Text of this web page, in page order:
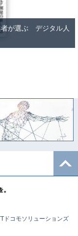
者が選ぶ デジタル人
ドコモソリューションズ